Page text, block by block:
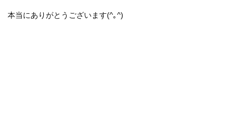
本当にありがとうございます(^｡^)